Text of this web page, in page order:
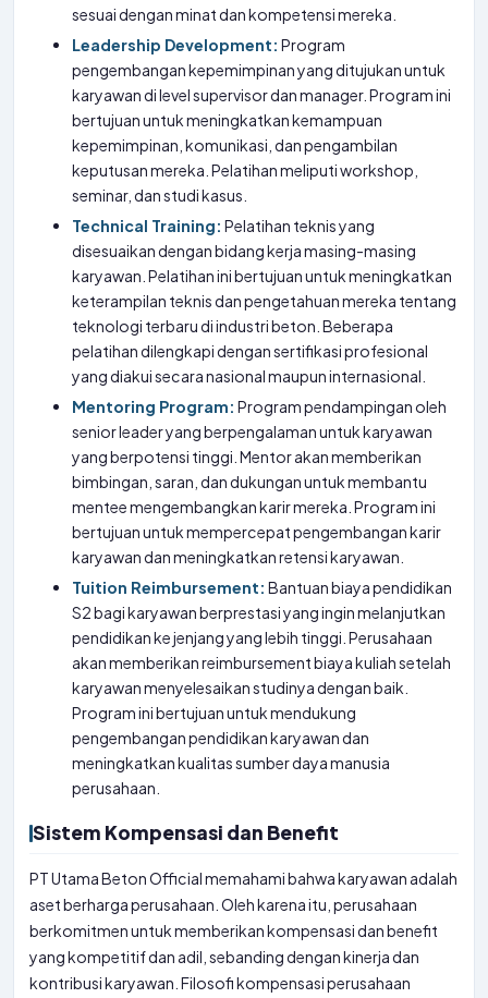
sesuai dengan minat dan kompetensi mereka.
Leadership Development: Program
pengembangan kepemimpinan yang ditujukan untuk
karyawan di level supervisor dan manager. Program ini
bertujuan untuk meningkatkan kemampuan
kepemimpinan, komunikasi, dan pengambilan
keputusan mereka. Pelatihan meliputi workshop,
seminar, dan studi kasus.
Technical Training: Pelatihan teknis yang
disesuaikan dengan bidang kerja masing-masing
karyawan. Pelatihan ini bertujuan untuk meningkatkan
keterampilan teknis dan pengetahuan mereka tentang
teknologi terbaru di industri beton. Beberapa
pelatihan dilengkapi dengan sertifikasi profesional
yang diakui secara nasional maupun internasional.
Mentoring Program: Program pendampingan oleh
senior leader yang berpengalaman untuk karyawan
yang berpotensi tinggi. Mentor akan memberikan
bimbingan, saran, dan dukungan untuk membantu
mentee mengembangkan karir mereka. Program ini
bertujuan untuk mempercepat pengembangan karir
karyawan dan meningkatkan retensi karyawan.
Tuition Reimbursement: Bantuan biaya pendidikan
S2 bagi karyawan berprestasi yang ingin melanjutkan
pendidikan ke jenjang yang lebih tinggi. Perusahaan
akan memberikan reimbursement biaya kuliah setelah
karyawan menyelesaikan studinya dengan baik.
Program ini bertujuan untuk mendukung
pengembangan pendidikan karyawan dan
meningkatkan kualitas sumber daya manusia
perusahaan.
Sistem Kompensasi dan Benefit
PT Utama Beton Official memahami bahwa karyawan adalah
aset berharga perusahaan. Oleh karena itu, perusahaan
berkomitmen untuk memberikan kompensasi dan benefit
yang kompetitif dan adil, sebanding dengan kinerja dan
kontribusi karyawan. Filosofi kompensasi perusahaan